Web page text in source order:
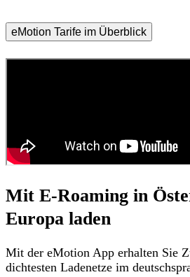
eMotion Tarife im Überblick
Mit E-Roaming in
Europa laden
Mit der eMotion App erhalten Sie
dichtesten Ladenetze im